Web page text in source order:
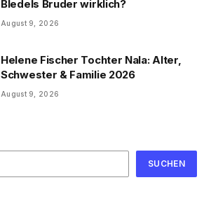
Bledels Bruder wirklich?
August 9, 2026
Helene Fischer Tochter Nala: Alter,
Schwester & Familie 2026
August 9, 2026
SUCHEN